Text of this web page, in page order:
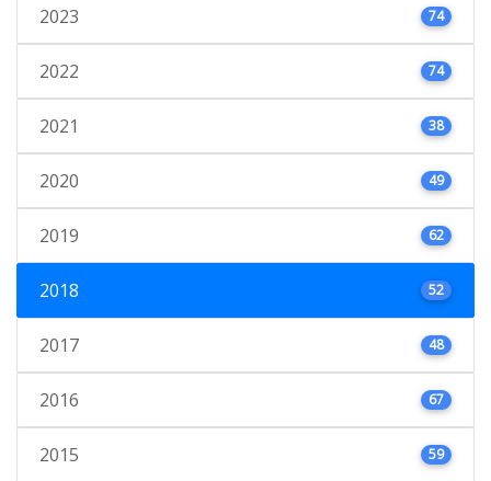
2023 74
2022 74
2021 38
2020 49
2019 62
2018 52
2017 48
2016 67
2015 59